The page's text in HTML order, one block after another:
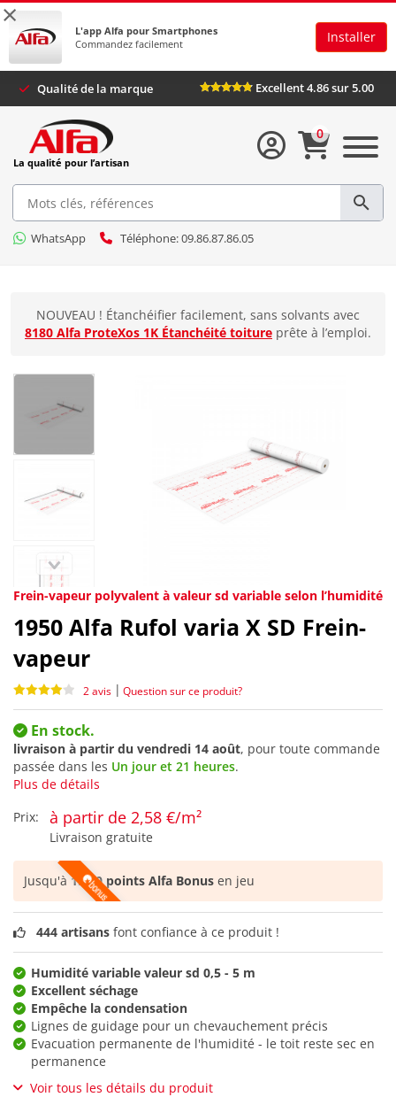
×
L'app Alfa pour Smartphones
Commandez facilement
Installer
Qualité de la marque Excellent 4.86 sur
La qualité pour l’artisan
WhatsApp Téléphone: 09.86.87.86.05
0
NOUVEAU ! Étanchéifier facilement, sans solvants avec
8180 Alfa ProteXos 1K Étanchéité toiture prête à l’emploi.
Frein-vapeur polyvalent à valeur sd variable selon l’humidité
1950 Alfa Rufol varia X SD Frein-
vapeur
2 avis | Question sur ce produit?
En stock.
livraison à partir du vendredi 14 août, pour toute commande
passée dans les Un jour et 21 heures.
Plus de détails
Prix:
à partir de 2,58 €/m²
Livraison gratuite
Jusqu'à1.390 points Alfa Bonus en jeu
444 artisans font confiance à ce produit !
Humidité variable valeur sd 0,5 - 5 m
Excellent séchage
Empêche la condensation
Lignes de guidage pour un chevauchement précis
Evacuation permanente de l'humidité - le toit reste sec en
permanence
Voir tous les détails du produit